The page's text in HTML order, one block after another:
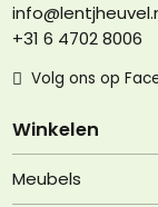
+31 6 4702 8006
Volg ons op
Winkelen
Meubels